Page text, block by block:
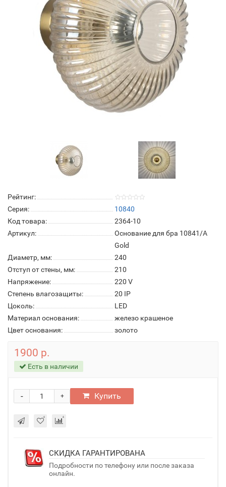
Рейтинг:
Серия:
10840
Код товара:
2364-10
Артикул:
Основание для бра 10841/A
Gold
Диаметр, мм:
240
Отступ от стены, мм:
210
Напряжение:
220 V
Степень влагозащиты:
20 IP
Цоколь:
LED
Материал основания:
железо крашеное
Цвет основания:
золото
1900 р.
Есть в наличии
+
- Купить
СКИДКА ГАРАНТИРОВАНА
Подробности по телефону или после заказа
онлайн.